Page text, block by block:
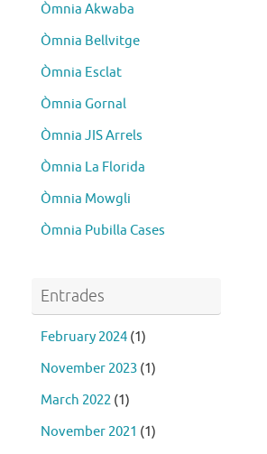
Òmnia Akwaba
Òmnia Bellvitge
Òmnia Esclat
Òmnia Gornal
Òmnia JIS Arrels
Òmnia La Florida
Òmnia Mowgli
Òmnia Pubilla Cases
Entrades
February 2024 (1)
November 2023 (1)
March 2022 (1)
November 2021 (1)